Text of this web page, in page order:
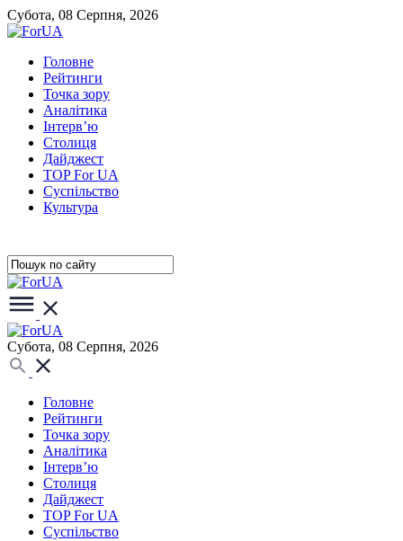
Субота, 08 Серпня, 2026
Головне
Рейтинги
Точка зору
Аналітика
Інтерв’ю
Столиця
Дайджест
TOP For UA
Суспiльство
Культура
Субота, 08 Серпня, 2026
Головне
Рейтинги
Точка зору
Аналітика
Інтерв’ю
Столиця
Дайджест
TOP For UA
Суспiльство